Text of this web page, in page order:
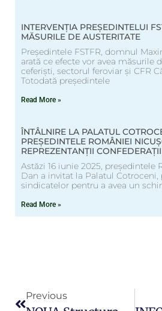
INTERVENȚIA PREȘEDINTELUI
MĂSURILE DE AUSTERITATE
Președintele FSTFR, domnul
arată ce efecte vor avea măsurile
ceferiști, sectorul feroviar și CFR
Totodată președintele
Read More »
ÎNTÂLNIRE LA PALATUL
PREȘEDINTELE ROMÂNIEI
REPREZENTANȚII
Astăzi 16 iunie 2025, președintele
Dan a invitat la Palatul Cotroceni,
sindicatelor pentru a avea un
Read More »
Previous